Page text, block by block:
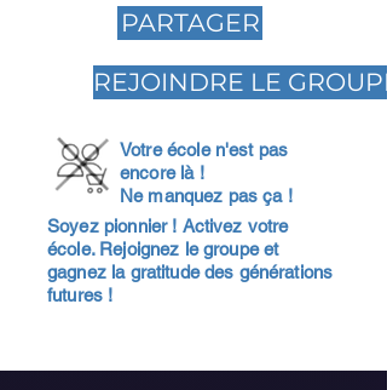
PARTAGER
REJOINDRE LE GROUPE
Votre école n'est pas
encore là !
Ne manquez pas ça !
Soyez pionnier ! Activez votre
école. Rejoignez le groupe et
gagnez la gratitude des générations
futures !